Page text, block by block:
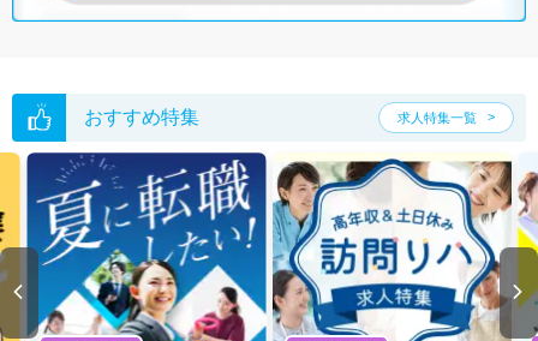
おすすめ特集 求人特集一覧